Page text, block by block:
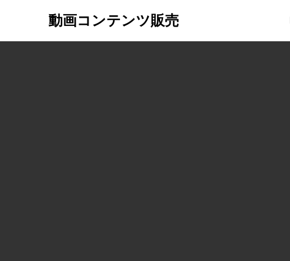
動画コンテンツ販売